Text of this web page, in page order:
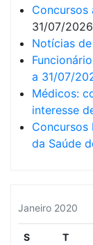
31/07/2026
Notícias
a 31/07/
Médicos:
interesse
Concursos
da Saúde
Janeiro 2020
S T